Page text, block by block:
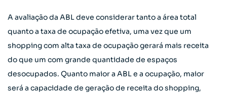
A avaliação da ABL deve considerar tanto a área total
quanto a taxa de ocupação efetiva, uma vez que um
shopping com alta taxa de ocupação gerará mais receita
do que um com grande quantidade de espaços
desocupados. Quanto maior a ABL e a ocupação, maior
será a capacidade de geração de receita do shopping,